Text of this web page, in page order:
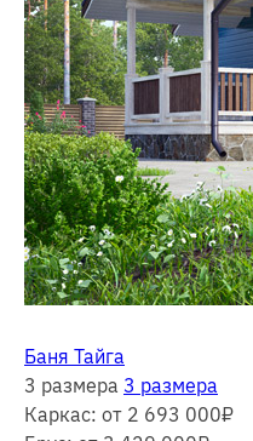
Баня Тайга
3 размера 3 размера
Каркас: от 2 693 000₽